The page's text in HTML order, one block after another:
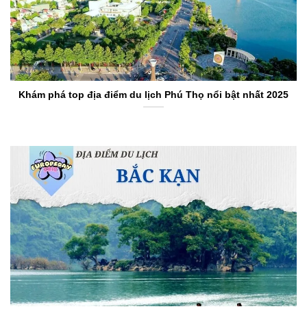
Khám phá top địa điểm du lịch Phú Thọ nổi bật nhất 2025